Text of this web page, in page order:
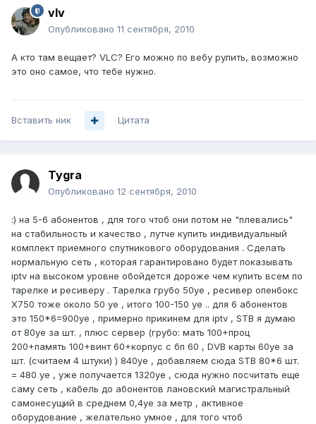
vIv
Опубликовано 11 сентября, 2010
А кто там вещает? VLC? Его можно по вебу рулить, возможно
это оно самое, что тебе нужно.
Вставить ник Цитата
Tygra
Опубликовано 12 сентября, 2010
:) на 5-6 абонентов , для того чтоб они потом не "плевались"
на стабильность и качество , лутче купить индивидуальный
комплект приемного спутникового оборудования . Сделать
нормальную сеть , которая гарантировано будет показывать
iptv на высоком уровне обойдется дороже чем купить всем по
тарелке и ресиверу . Тарелка грубо 50уе , ресивер опенбокс
Х750 тоже около 50 уе , итого 100-150 уе .. для 6 абонентов
это 150*6=900уе , примерно прикинем для iptv , STB я думаю
от 80уе за шт. , плюс сервер (грубо: мать 100+проц
200+память 100+винт 60+корпус с бп 60 , DVB карты 60уе за
шт. (считаем 4 штуки) ) 840уе , добавляем сюда STB 80*6 шт.
= 480 уе , уже получается 1320уе , сюда нужно посчитать еще
саму сеть , кабель до абонентов лановский магистральный
самонесущий в среднем 0,4уе за метр , активное
оборудование , желательно умное , для того чтоб